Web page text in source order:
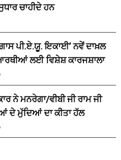
ਚਾਹੀਦੇ ਹਨ
ਪੀ.ਏ.ਯੂ. ਇਕਾਈ’ ਨਵੇਂ ਦਾਖ਼ਲ
ਲਈ ਵਿਸ਼ੇਸ਼ ਕਾਰਜਸ਼ਾਲਾ
ਨੇ ਮਨਰੇਗਾ/ਵੀਬੀ ਜੀ ਰਾਮ ਜੀ
ਦੇ ਮੁੱਦਿਆਂ ਦਾ ਕੀਤਾ ਹੱਲ